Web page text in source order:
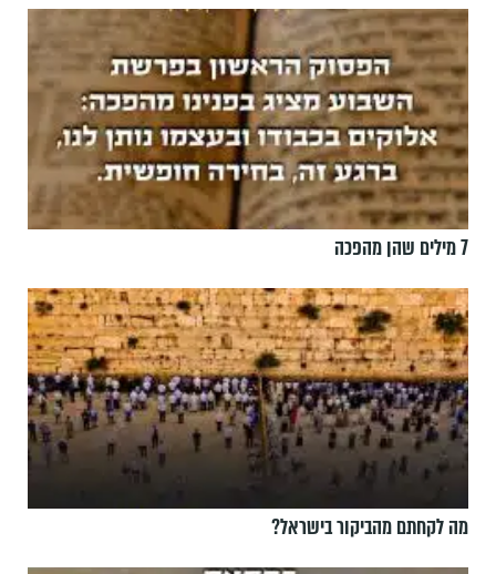
7 מילים שהן מהפכה
מה לקחתם מהביקור בישראל?